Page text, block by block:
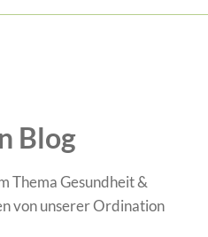
Blog
Thema Gesundheit &
von unserer Ordination